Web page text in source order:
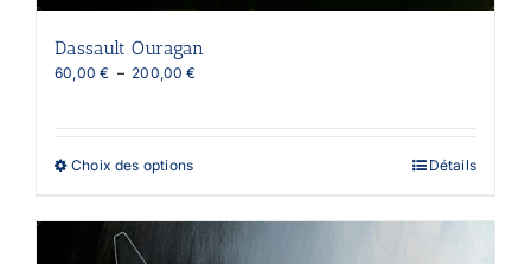
Dassault Ouragan
60,00€ – 200,00€Plage
Choix des optionsCe
variations.
Détails